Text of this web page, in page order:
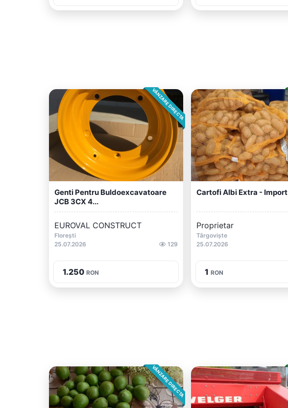
VÂNZARE DIRECTA
Genti Pentru Buldoexcavatoare
JCB 3CX 4...
EUROVAL CONSTRUCT
Florești
25.07.2026
129
1.250 RON
Cartofi Albi Extra - Import
Proprietar
Târgoviște
25.07.2026
1 RON
VÂNZARE DIRECTA